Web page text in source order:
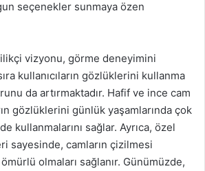
seçenekler sunmaya özen
vizyonu, görme deneyimini
kullanıcıların gözlüklerini kullanma
da artırmaktadır. Hafif ve ince cam
gözlüklerini günlük yaşamlarında çok
kullanmalarını sağlar. Ayrıca, özel
sayesinde, camların çizilmesi
olmaları sağlanır. Günümüzde,